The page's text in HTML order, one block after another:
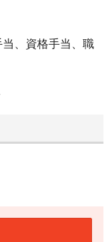
当、資格手当、職